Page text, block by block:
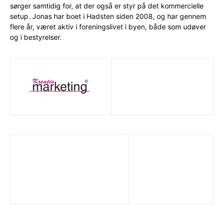
sørger samtidig for, at der også er styr på det kommercielle
setup. Jonas har boet i Hadsten siden 2008, og har gennem
flere år, været aktiv i foreningslivet i byen, både som udøver
og i bestyrelser.